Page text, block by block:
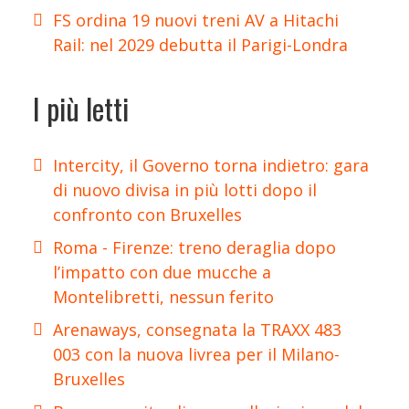
FS ordina 19 nuovi treni AV a Hitachi
Rail: nel 2029 debutta il Parigi-Londra
I più letti
Intercity, il Governo torna indietro: gara
di nuovo divisa in più lotti dopo il
confronto con Bruxelles
Roma - Firenze: treno deraglia dopo
l’impatto con due mucche a
Montelibretti, nessun ferito
Arenaways, consegnata la TRAXX 483
003 con la nuova livrea per il Milano-
Bruxelles